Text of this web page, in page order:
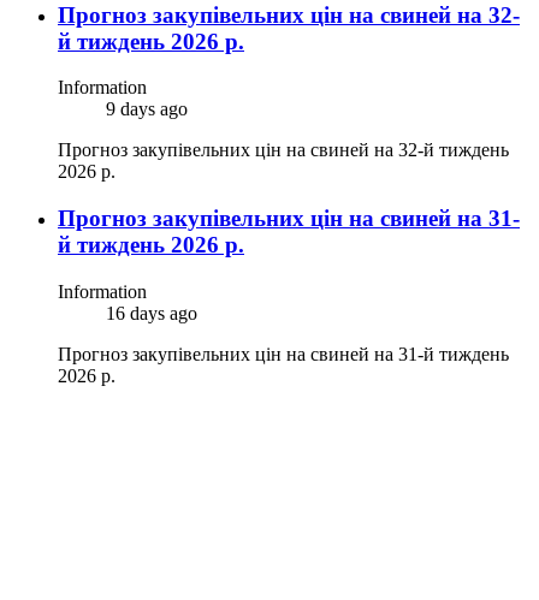
Прогноз закупівельних цін на свиней на 32-
й тиждень 2026 р.
Information
9 days ago
Прогноз закупівельних цін на свиней на 32-й тиждень
2026 р.
Прогноз закупівельних цін на свиней на 31-
й тиждень 2026 р.
Information
16 days ago
Прогноз закупівельних цін на свиней на 31-й тиждень
2026 р.